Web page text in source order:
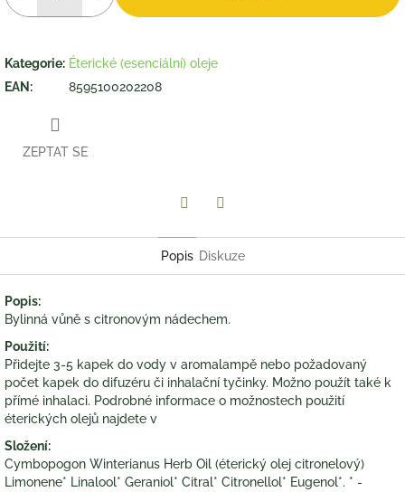
Kategorie: Éterické (esenciální) oleje
EAN : 8595100202208
ZEPTAT SE
Popis Diskuze
Popis:
Bylinná vůně s citronovým nádechem.
Použití:
Přidejte 3-5 kapek do vody v aromalampě nebo požadovaný
počet kapek do difuzéru či inhalační tyčinky. Možno použít také k
přímé inhalaci. Podrobné informace o možnostech použití
éterických olejů najdete v
Složení:
Cymbopogon Winterianus Herb Oil (éterický olej citronelový)
Limonene* Linalool* Geraniol* Citral* Citronellol* Eugenol*. * -